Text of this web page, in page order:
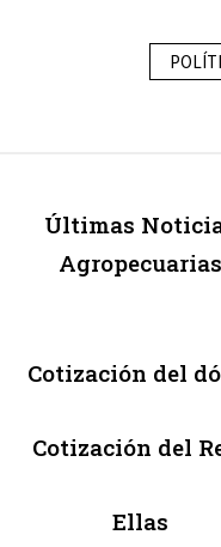
Últimas
Agropecuarias
Cotización del
Cotización del
Ellas